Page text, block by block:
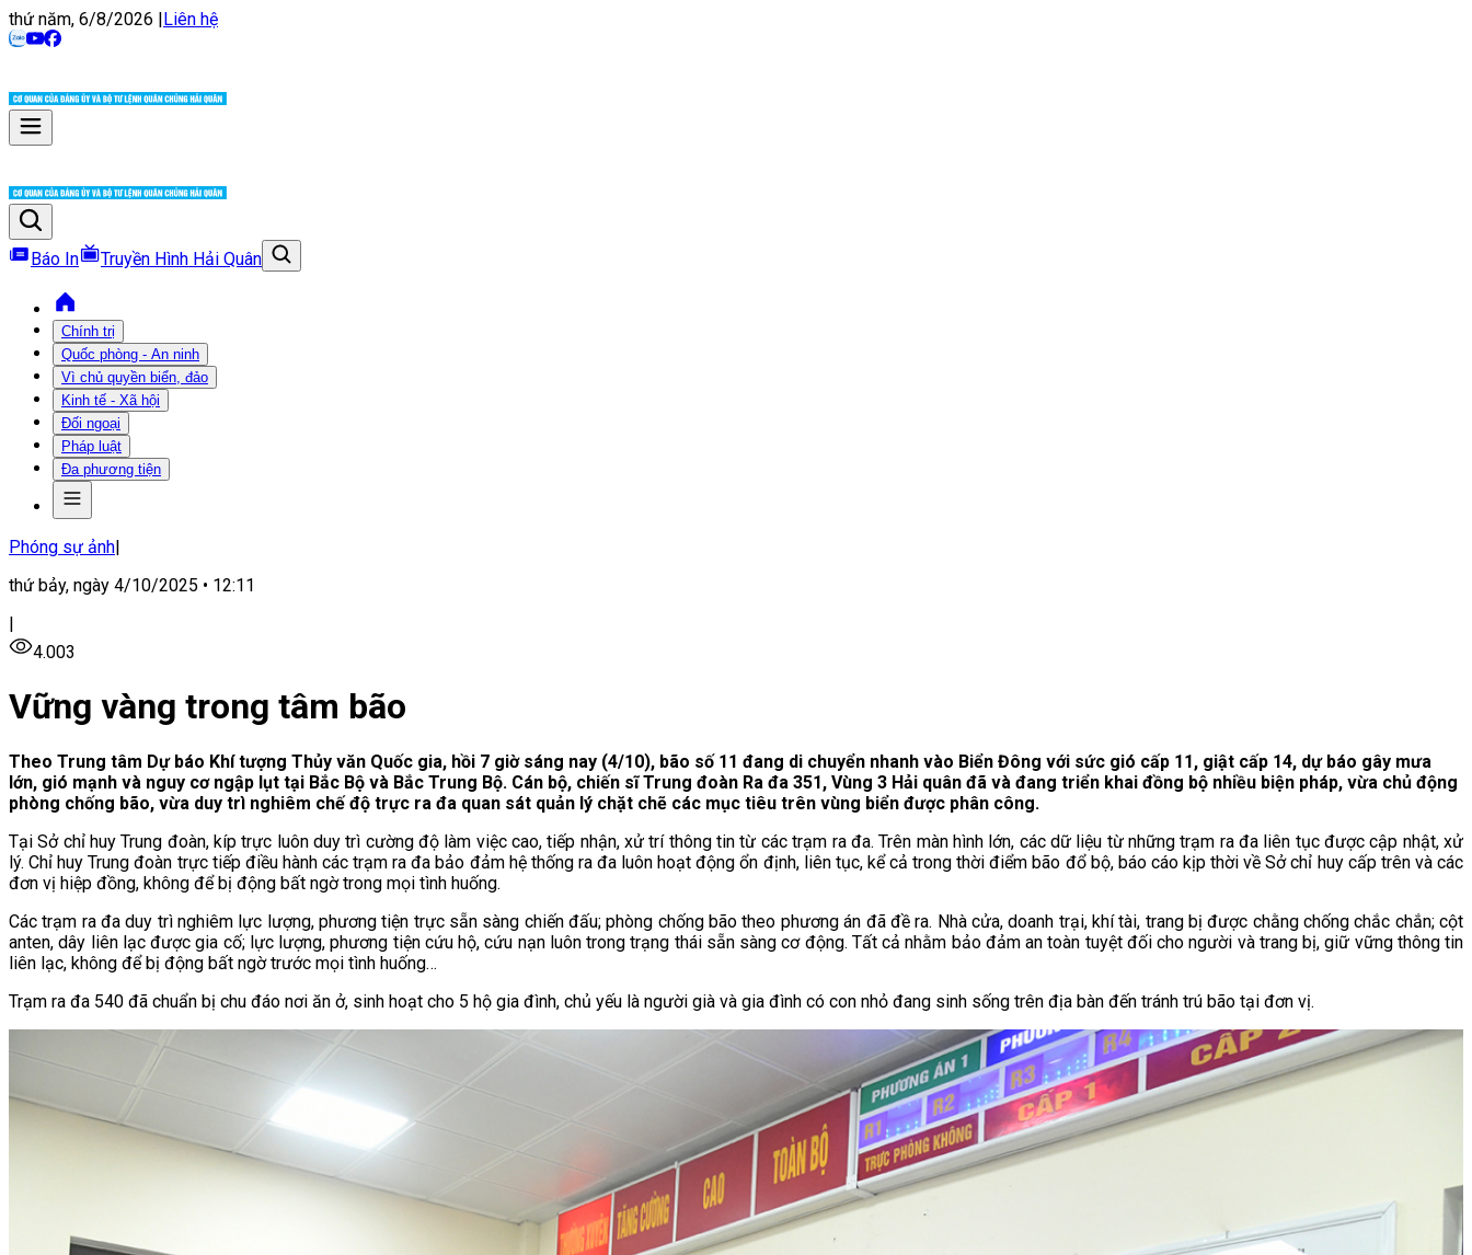
thứ năm, 6/8/2026 |Liên hệ
Báo In Truyền Hình Hải Quân
Chính trị
Quốc phòng - An ninh
Vì chủ quyền biển, đảo
Kinh tế - Xã hội
Đối ngoại
Pháp luật
Đa phương tiện
Phóng sự ảnh|
thứ bảy, ngày 4/10/2025 • 12:11
|
4.003
Vững vàng trong tâm bão
Theo Trung tâm Dự báo Khí tượng Thủy văn Quốc gia, hồi 7 giờ sáng nay (4/10), bão số 11 đang di chuyển nhanh vào Biển Đông với sức gió cấp 11, giật cấp 14, dự báo gây mưa
lớn, gió mạnh và nguy cơ ngập lụt tại Bắc Bộ và Bắc Trung Bộ. Cán bộ, chiến sĩ Trung đoàn Ra đa 351, Vùng 3 Hải quân đã và đang triển khai đồng bộ nhiều biện pháp, vừa chủ động
phòng chống bão, vừa duy trì nghiêm chế độ trực ra đa quan sát quản lý chặt chẽ các mục tiêu trên vùng biển được phân công.
Tại Sở chỉ huy Trung đoàn, kíp trực luôn duy trì cường độ làm việc cao, tiếp nhận, xử trí thông tin từ các trạm ra đa. Trên màn hình lớn, các dữ liệu từ những trạm ra đa liên tục được cập nhật, xử
lý. Chỉ huy Trung đoàn trực tiếp điều hành các trạm ra đa bảo đảm hệ thống ra đa luôn hoạt động ổn định, liên tục, kể cả trong thời điểm bão đổ bộ, báo cáo kịp thời về Sở chỉ huy cấp trên và các
đơn vị hiệp đồng, không để bị động bất ngờ trong mọi tình huống.
Các trạm ra đa duy trì nghiêm lực lượng, phương tiện trực sẵn sàng chiến đấu; phòng chống bão theo phương án đã đề ra. Nhà cửa, doanh trại, khí tài, trang bị được chằng chống chắc chắn; cột
anten, dây liên lạc được gia cố; lực lượng, phương tiện cứu hộ, cứu nạn luôn trong trạng thái sẵn sàng cơ động. Tất cả nhằm bảo đảm an toàn tuyệt đối cho người và trang bị, giữ vững thông tin
liên lạc, không để bị động bất ngờ trước mọi tình huống…
Trạm ra đa 540 đã chuẩn bị chu đáo nơi ăn ở, sinh hoạt cho 5 hộ gia đình, chủ yếu là người già và gia đình có con nhỏ đang sinh sống trên địa bàn đến tránh trú bão tại đơn vị.